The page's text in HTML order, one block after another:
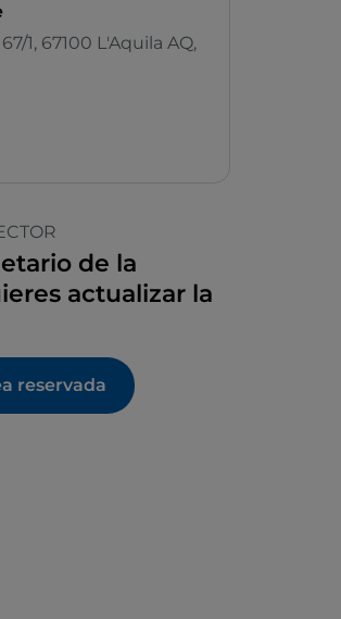
1, 67100 L'Aquila AQ,
de la
actualizar la
reservada